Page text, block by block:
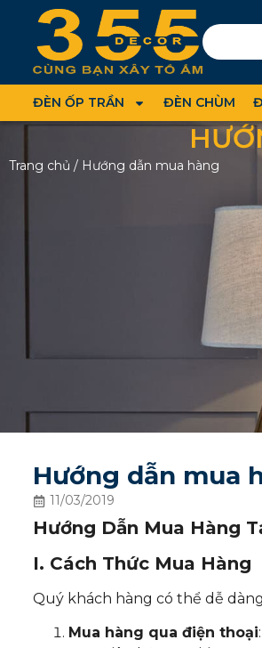
ĐÈN ỐP TRẦN ĐÈN CHÙM
Trang chủ / Hướng dẫn mua hàng
Hướng dẫn mua
11/03/2019
Hướng Dẫn Mua Hàng
I. Cách Thức Mua Hàng
Quý khách hàng có thể dễ
Mua hàng qua điện thoại: